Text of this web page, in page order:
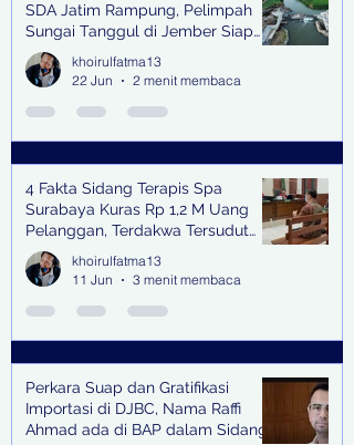
SDA Jatim Rampung, Pelimpah
Sungai Tanggul di Jember Siap
Bangkitkan Swasembada Pangan
dan Pengendali Banjir
khoirulfatma13
22 Jun
2 menit membaca
4 Fakta Sidang Terapis Spa
Surabaya Kuras Rp 1,2 M Uang
Pelanggan, Terdakwa Tersudut
oleh Keterangan Saksi Kunci
khoirulfatma13
11 Jun
3 menit membaca
Perkara Suap dan Gratifikasi
Importasi di DJBC, Nama Raffi
Ahmad ada di BAP dalam Sidang